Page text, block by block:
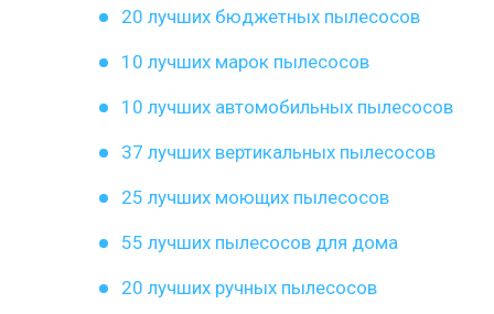
20 лучших бюджетных пылесосов
10 лучших марок пылесосов
10 лучших автомобильных пылесосов
37 лучших вертикальных пылесосов
25 лучших моющих пылесосов
55 лучших пылесосов для дома
20 лучших ручных пылесосов